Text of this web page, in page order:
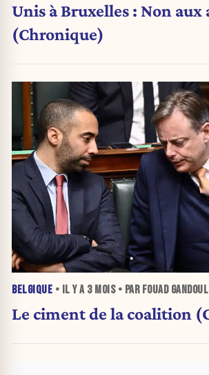
Unis à Bruxelles : Non aux
(Chronique)
BELGIQUE • IL Y A 3 MOIS• PAR FOUAD GANDOUL
Le ciment de la coalition